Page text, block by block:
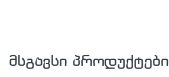
მსგავსი პროდუქტები